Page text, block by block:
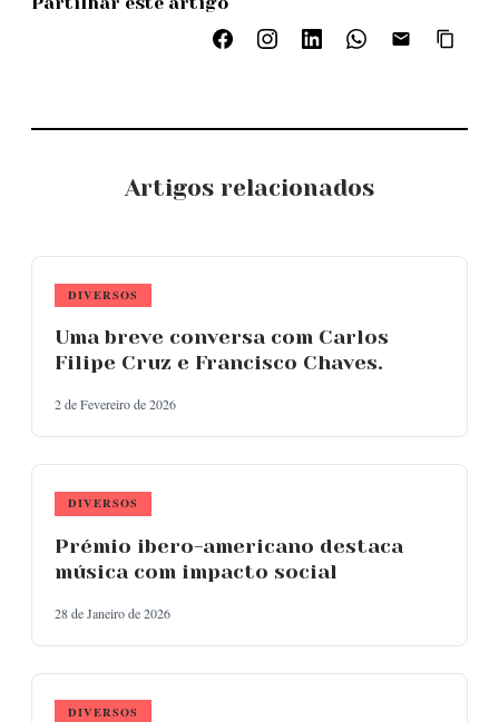
Artigos relacionados
DIVERSOS
Uma breve conversa com Carlos
Filipe Cruz e Francisco Chaves.
2 de Fevereiro de 2026
DIVERSOS
Prémio ibero-americano destaca
música com impacto social
28 de Janeiro de 2026
DIVERSOS